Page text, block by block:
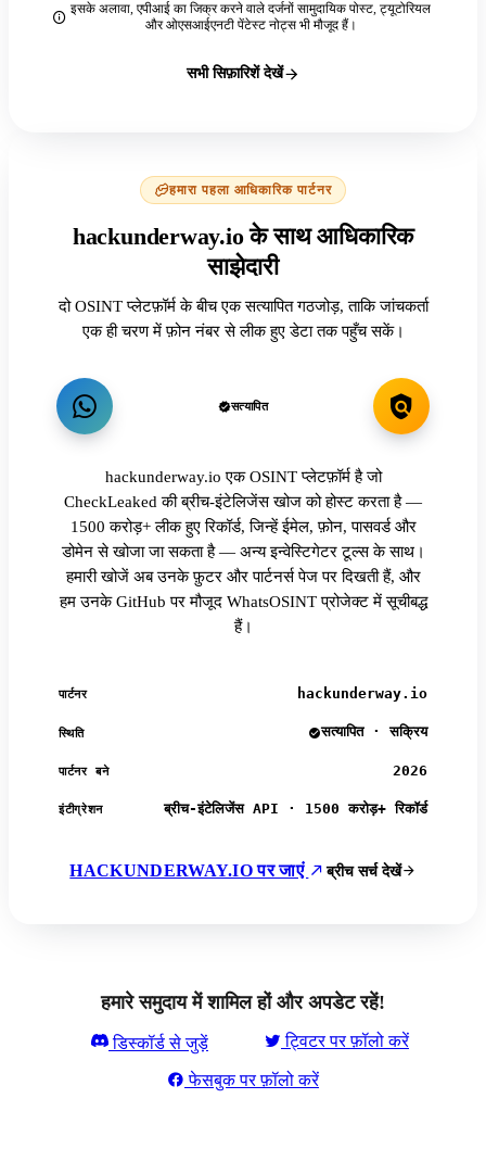
इसके अलावा, एपीआई का जिक्र करने वाले दर्जनों सामुदायिक पोस्ट, ट्यूटोरियल
और ओएसआईएनटी पेंटेस्ट नोट्स भी मौजूद हैं।
सभी सिफ़ारिशें देखें
हमारा पहला आधिकारिक पार्टनर
hackunderway.io के साथ आधिकारिक
साझेदारी
दो OSINT प्लेटफ़ॉर्म के बीच एक सत्यापित गठजोड़, ताकि जांचकर्ता
एक ही चरण में फ़ोन नंबर से लीक हुए डेटा तक पहुँच सकें।
सत्यापित
hackunderway.io एक OSINT प्लेटफ़ॉर्म है जो
CheckLeaked की ब्रीच-इंटेलिजेंस खोज को होस्ट करता है —
1500 करोड़+ लीक हुए रिकॉर्ड, जिन्हें ईमेल, फ़ोन, पासवर्ड और
डोमेन से खोजा जा सकता है — अन्य इन्वेस्टिगेटर टूल्स के साथ।
हमारी खोजें अब उनके फ़ुटर और पार्टनर्स पेज पर दिखती हैं, और
हम उनके GitHub पर मौजूद WhatsOSINT प्रोजेक्ट में सूचीबद्ध
हैं।
पार्टनर hackunderway.io
स्थिति सत्यापित · सक्रिय
पार्टनर बने 2026
इंटीग्रेशन ब्रीच-इंटेलिजेंस API · 1500 करोड़+ रिकॉर्ड
HACKUNDERWAY.IO पर जाएं ब्रीच सर्च देखें
हमारे समुदाय में शामिल हों और अपडेट रहें!
डिस्कॉर्ड से जुड़ें ट्विटर पर फ़ॉलो करें
फेसबुक पर फ़ॉलो करें